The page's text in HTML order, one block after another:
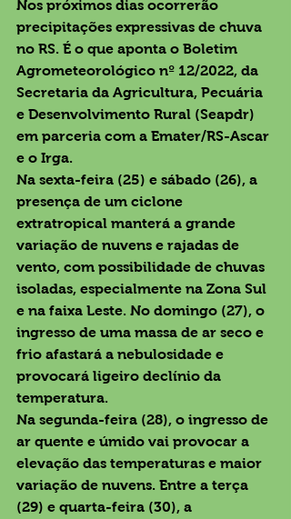
Nos próximos dias ocorrerão
precipitações expressivas de chuva
no RS. É o que aponta o Boletim
Agrometeorológico nº 12/2022, da
Secretaria da Agricultura, Pecuária
e Desenvolvimento Rural (Seapdr)
em parceria com a Emater/RS-Ascar
e o Irga.
Na sexta-feira (25) e sábado (26), a
presença de um ciclone
extratropical manterá a grande
variação de nuvens e rajadas de
vento, com possibilidade de chuvas
isoladas, especialmente na Zona Sul
e na faixa Leste. No domingo (27), o
ingresso de uma massa de ar seco e
frio afastará a nebulosidade e
provocará ligeiro declínio da
temperatura.
Na segunda-feira (28), o ingresso de
ar quente e úmido vai provocar a
elevação das temperaturas e maior
variação de nuvens. Entre a terça
(29) e quarta-feira (30), a